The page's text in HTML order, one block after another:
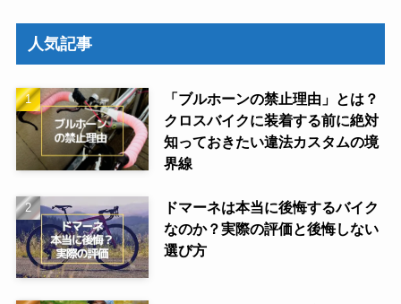
人気記事
「ブルホーンの禁止理由」とは？
クロスバイクに装着する前に絶対
知っておきたい違法カスタムの境
界線
ドマーネは本当に後悔するバイク
なのか？実際の評価と後悔しない
選び方